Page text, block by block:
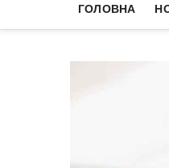
ГОЛОВНА